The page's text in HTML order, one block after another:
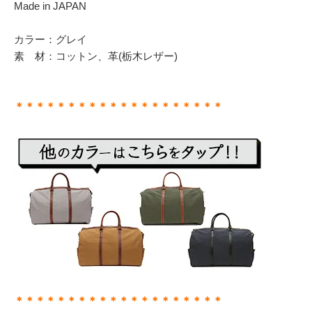
Made in JAPAN
カラー：グレイ
素 材：コットン、革(栃木レザー)
＊＊＊＊＊＊＊＊＊＊＊＊＊＊＊＊＊＊＊＊
＊＊＊＊＊＊＊＊＊＊＊＊＊＊＊＊＊＊＊＊